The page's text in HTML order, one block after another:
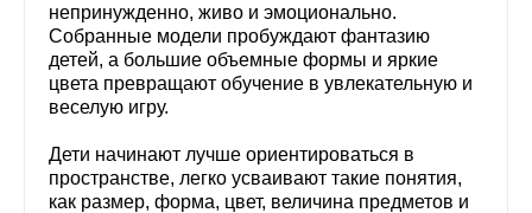
непринужденно, живо и эмоционально.
Собранные модели пробуждают фантазию
детей, а большие объемные формы и яркие
цвета превращают обучение в увлекательную и
веселую игру.
Дети начинают лучше ориентироваться в
пространстве, легко усваивают такие понятия,
как размер, форма, цвет, величина предметов и